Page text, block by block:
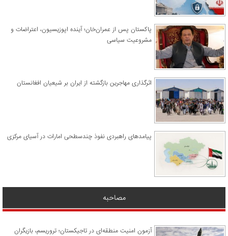
پاکستان پس از عمران‌خان؛ آینده اپوزیسیون، اعتراضات و
مشروعیت سیاسی
اثرگذاری مهاجرین بازگشته از ایران بر شیعیان افغانستان
پیامدهای راهبردی نفوذ چندسطحی امارات در آسیای مرکزی
مصاحبه
آزمون امنیت منطقه‌ای در تاجیکستان؛ تروریسم، بازیگران